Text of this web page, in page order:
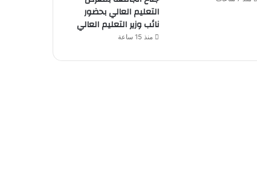
التعليم العالي بحضور
نائب وزير التعليم العالي
منذ 15 ساعة